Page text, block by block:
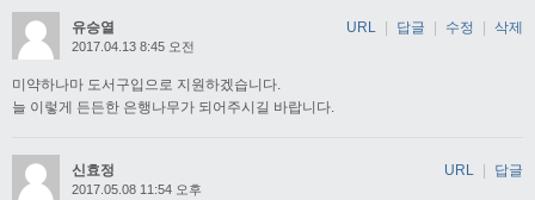
유승열
2017.04.13 8:45 오전
미약하나마 도서구입으로 지원하겠습니다.
늘 이렇게 든든한 은행나무가 되어주시길 바랍니다.
URL 답글 수정 삭제
신효정
2017.05.08 11:54 오후
URL 답글